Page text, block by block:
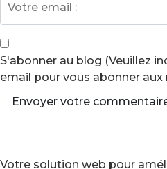
S'abonner au blog (Veuillez
email pour vous abonner aux
Envoyer votre
Votre solution web pour